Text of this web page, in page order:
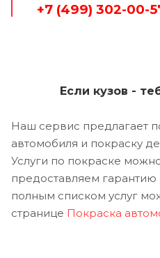
+7 (499) 302-00-
Если кузов -
Наш сервис предлагает
автомобиля и покраску
Услуги по покраске
предоставляем гарантию
полным списком услуг
странице Покраска